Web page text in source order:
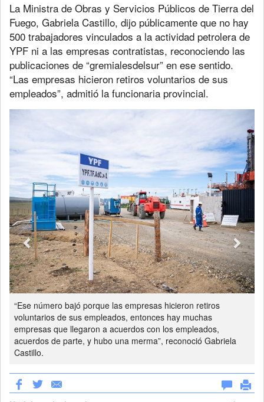
La Ministra de Obras y Servicios Públicos de Tierra del
Fuego, Gabriela Castillo, dijo públicamente que no hay
500 trabajadores vinculados a la actividad petrolera de
YPF ni a las empresas contratistas, reconociendo las
publicaciones de “gremialesdelsur” en ese sentido.
“Las empresas hicieron retiros voluntarios de sus
empleados”, admitió la funcionaria provincial.
“Ese número bajó porque las empresas hicieron retiros
voluntarios de sus empleados, entonces hay muchas
empresas que llegaron a acuerdos con los empleados,
acuerdos de parte, y hubo una merma”, reconoció Gabriela
Castillo.